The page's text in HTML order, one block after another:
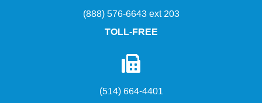
(888) 576-6643 ext 203
TOLL-FREE
(514) 664-4401